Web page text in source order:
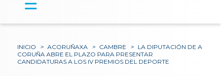
INICIO > ACORUÑAXA > CAMBRE > LA DIPUTACIÓN DE A
CORUÑA ABRE EL PLAZO PARA PRESENTAR
CANDIDATURAS A LOS IV PREMIOS DEL DEPORTE